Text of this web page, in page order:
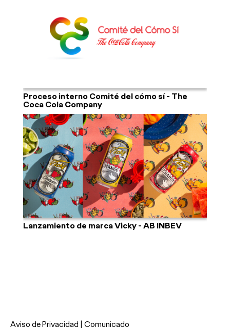
Proceso interno Comité del cómo sí - The
Coca Cola Company
Lanzamiento de marca Vicky - AB INBEV
Aviso de Privacidad | Comunicado